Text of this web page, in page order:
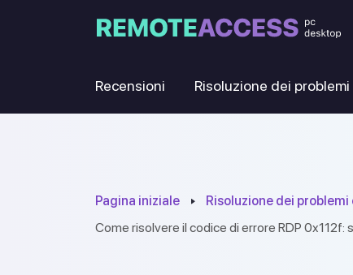
Recensioni Risoluzione dei problemi
Pagina iniziale
Risoluzione dei
Come risolvere il codice di errore RDP 0x112f: